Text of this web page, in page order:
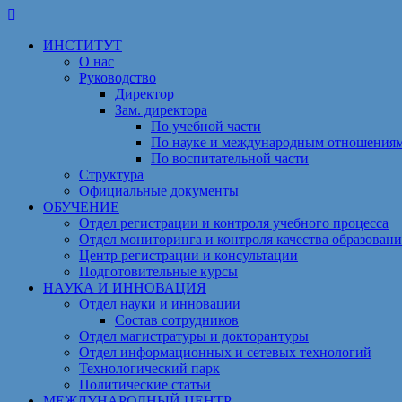
Перейти
содержимому
ИНСТИТУТ
О нас
Руководство
Директор
Зам. директора
По учебной части
По науке и международным
По воспитательной части
Структура
Официальные документы
ОБУЧЕНИЕ
Отдел регистрации и контроля учебного процесса
Отдел мониторинга и контроля качества
Центр регистрации и консультации
Подготовительные курсы
НАУКА И ИННОВАЦИЯ
Отдел науки и инновации
Состав сотрудников
Отдел магистратуры и докторантуры
Отдел информационных и сетевых технологий
Технологический парк
Политические статьи